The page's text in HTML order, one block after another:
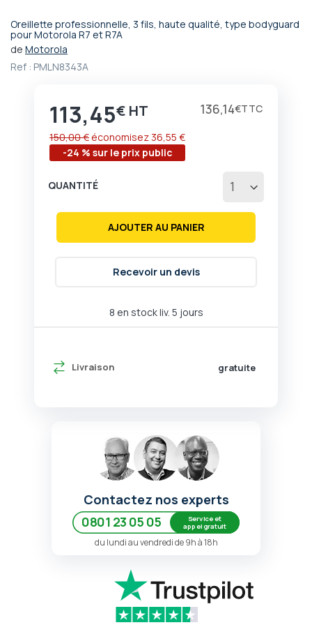
Oreillette professionnelle, 3 fils, haute qualité, type bodyguard
pour Motorola R7 et R7A
de Motorola
Ref : PMLN8343A
Prix
113,45€ 136,14€
-24 % sur le prix public
150,00 € économisez 36,55 €
8 en stock liv. 5 jours
Livraison gratuite
QUANTITÉ
AJOUTER AU PANIER
Recevoir un devis
Passer
au
de
d’images
Contactez nos experts
0801 23 05 05
Service et
appel gratuit
du lundi au vendredi de 9h à 18h